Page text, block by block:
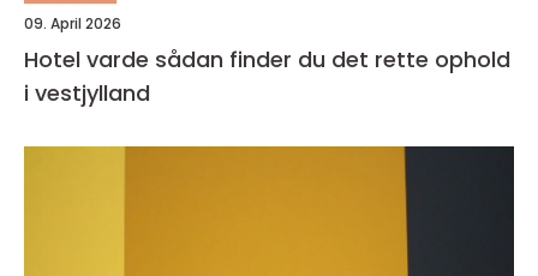
09. April 2026
Hotel varde sådan finder du det rette ophold
i vestjylland